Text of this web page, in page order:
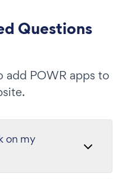
Questions
add POWR apps to
on my